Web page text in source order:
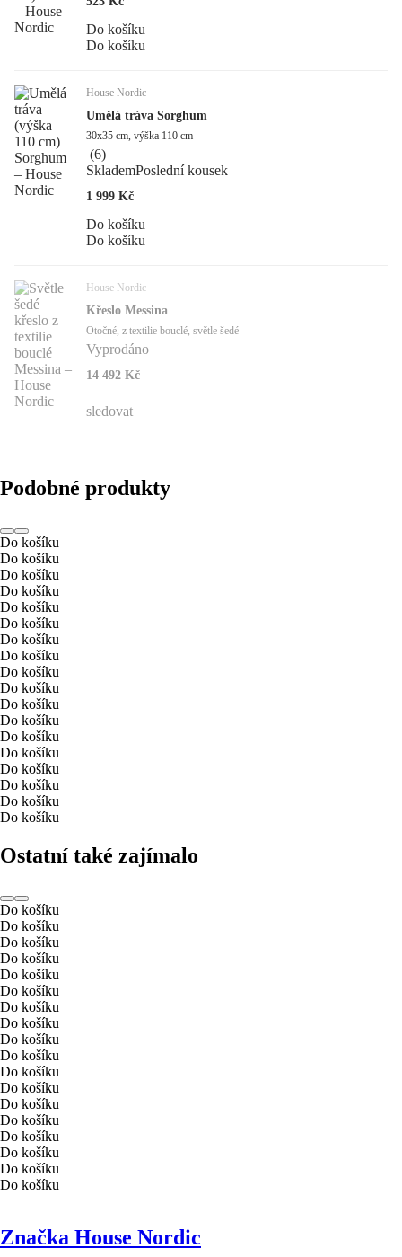
Do košíku
Do košíku
House Nordic
Umělá tráva Sorghum
30x35 cm, výška 110 cm
(6)
SklademPoslední kousek
1 999 Kč
Do košíku
Do košíku
House Nordic
Křeslo Messina
Otočné, z textilie bouclé, světle šedé
Vyprodáno
14 492 Kč
sledovat
Podobné produkty
Do košíku
Do košíku
Do košíku
Do košíku
Do košíku
Do košíku
Do košíku
Do košíku
Do košíku
Do košíku
Do košíku
Do košíku
Do košíku
Do košíku
Do košíku
Do košíku
Do košíku
Do košíku
Ostatní také zajímalo
Do košíku
Do košíku
Do košíku
Do košíku
Do košíku
Do košíku
Do košíku
Do košíku
Do košíku
Do košíku
Do košíku
Do košíku
Do košíku
Do košíku
Do košíku
Do košíku
Do košíku
Do košíku
Značka House Nordic